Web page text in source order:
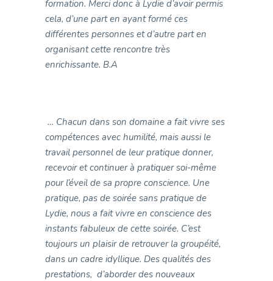
formation. Merci donc à Lydie d’avoir permis
cela, d’une part en ayant formé ces
différentes personnes et d’autre part en
organisant cette rencontre très
enrichissante. B.A
… Chacun dans son domaine a fait vivre ses
compétences avec humilité, mais aussi le
travail personnel de leur pratique donner,
recevoir et continuer à pratiquer soi-même
pour l’éveil de sa propre conscience. Une
pratique, pas de soirée sans pratique de
Lydie, nous a fait vivre en conscience des
instants fabuleux de cette soirée. C’est
toujours un plaisir de retrouver la groupéité,
dans un cadre idyllique. Des qualités des
prestations, d’aborder des nouveaux